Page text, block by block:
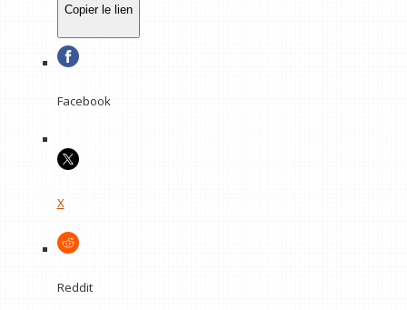
Copier le lien
Facebook
X
Reddit